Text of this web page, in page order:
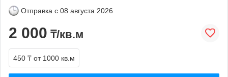
Отправка с 08 августа 2026
2 000 ₸/кв.м
450 ₸ от 1000 кв.м